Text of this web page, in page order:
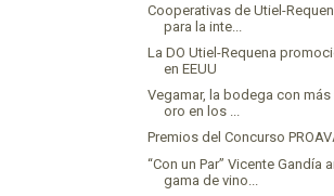
Cooperativas de Utiel-
para la inte...
La DO Utiel-Requena
en EEUU
Vegamar, la bodega con
oro en los ...
Premios del Concurso
“Con un Par” Vicente Gandía
gama de vino...